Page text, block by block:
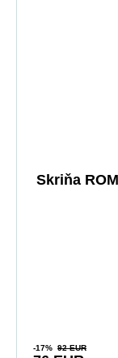
Skriňa
-17% 92 EUR